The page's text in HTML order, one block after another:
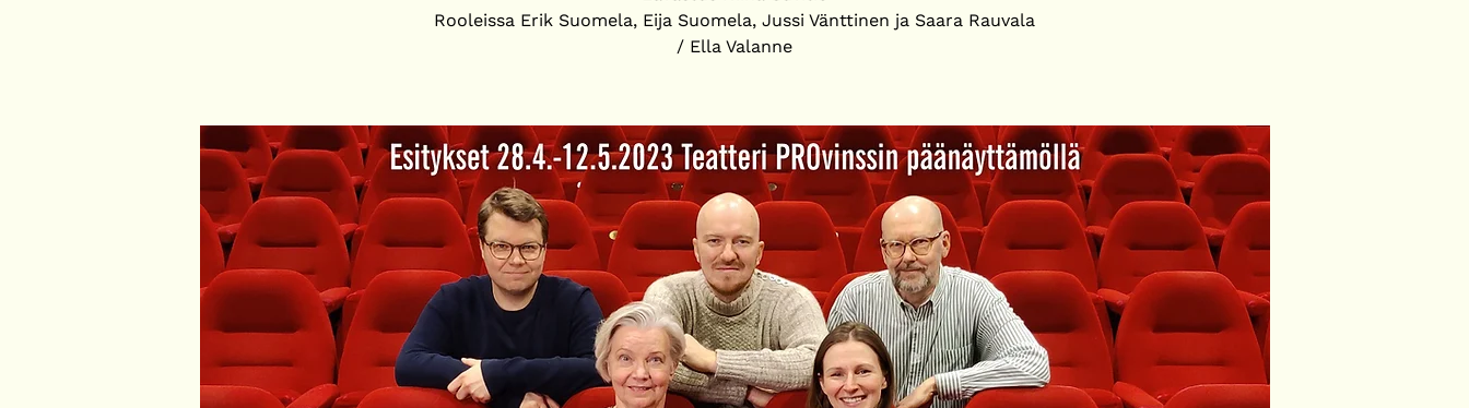
Rooleissa Erik Suomela, Eija Suomela, Jussi Vänttinen ja Saara Rauvala
/ Ella Valanne